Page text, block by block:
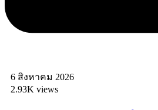
6 สิงหาคม 2026
2.93K views